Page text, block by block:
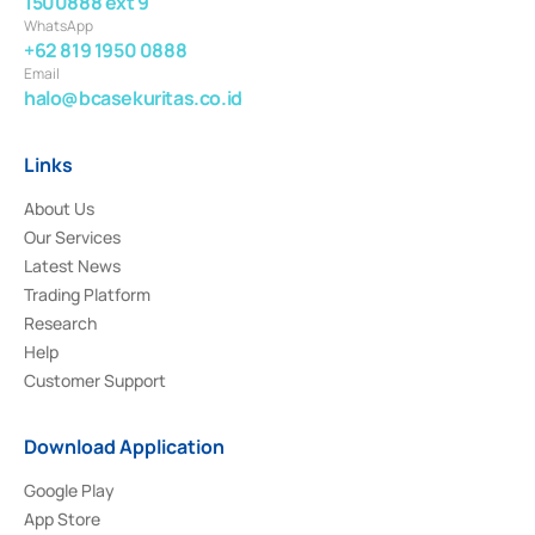
WhatsApp
+62 819 1950 0888
Email
halo@bcasekuritas.co.id
Links
About Us
Our Services
Latest News
Trading Platform
Research
Help
Customer Support
Download Application
Google Play
App Store